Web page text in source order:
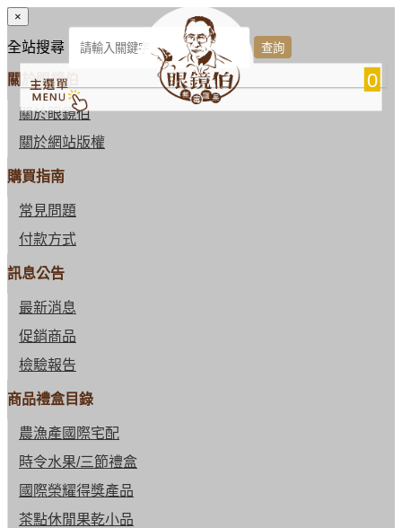
0
×
全站搜尋
關於眼鏡伯
關於眼鏡伯
關於網站版權
購買指南
常見問題
付款方式
訊息公告
最新消息
促銷商品
檢驗報告
商品禮盒目錄
農漁產國際宅配
時令水果/三節禮盒
國際榮耀得獎產品
茶點休閒果乾小品